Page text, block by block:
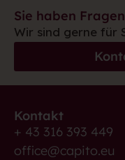
Sie haben
Wir sind gerne für
Kontakt
+ 43 316 393 449
office@capito.eu